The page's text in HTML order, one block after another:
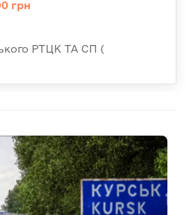
грн
РТЦК ТА СП (